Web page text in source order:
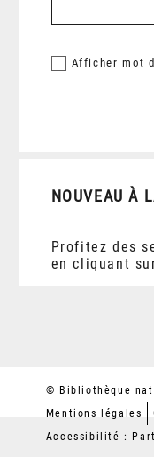
Afficher mot
NOUVEAU À
Profitez des
en cliquant
© Bibliothèque
Mentions légales
Accessibilité :